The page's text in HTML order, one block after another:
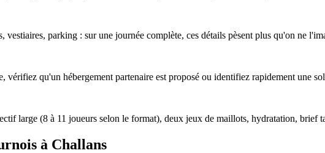
vestiaires, parking : sur une journée complète, ces détails pèsent plus qu'on ne
vérifiez qu'un hébergement partenaire est proposé ou identifiez rapidement une
large (8 à 11 joueurs selon le format), deux jeux de maillots, hydratation, brief
à Challans